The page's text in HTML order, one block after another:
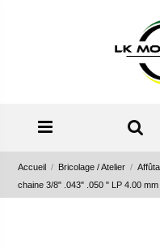
Accueil Bricolage / Atelier
chaine 3/8" .043" .050 " LP 4.00 mm